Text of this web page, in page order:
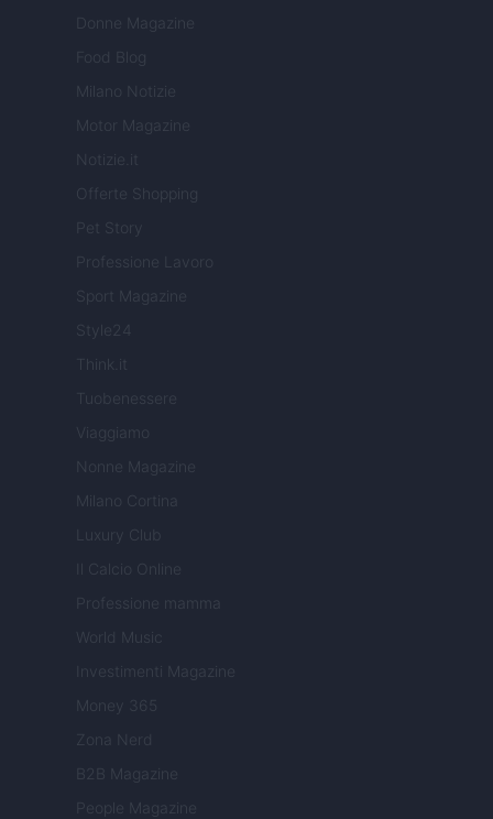
Donne Magazine
Food Blog
Milano Notizie
Motor Magazine
Notizie.it
Offerte Shopping
Pet Story
Professione Lavoro
Sport Magazine
Style24
Think.it
Tuobenessere
Viaggiamo
Nonne Magazine
Milano Cortina
Luxury Club
Il Calcio Online
Professione mamma
World Music
Investimenti Magazine
Money 365
Zona Nerd
B2B Magazine
People Magazine